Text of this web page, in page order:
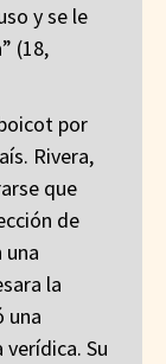
y se le
(18,
por
Rivera,
que
de
una
la
una
verídica. Su